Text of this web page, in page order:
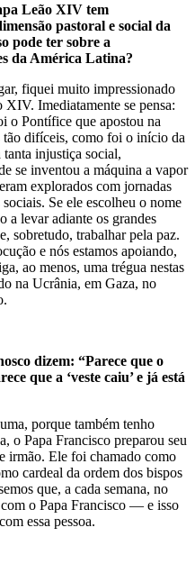
Leão XIV tem
pastoral e social da
pode ter sobre a
da América Latina?
fiquei muito impressionado
Imediatamente se pensa:
o Pontífice que apostou na
difíceis, como foi o início da
injustiça social,
se inventou a máquina a vapor
explorados com jornadas
Se ele escolheu o nome
a levar adiante os grandes
sobretudo, trabalhar pela paz.
e nós estamos apoiando,
ao menos, uma trégua nestas
na Ucrânia, em Gaza, no
dizem: “Parece que o
que a ‘veste caiu’ e já está
porque também tenho
o Papa Francisco preparou seu
irmão. Ele foi chamado como
cardeal da ordem dos bispos
que, a cada semana, no
o Papa Francisco — e isso
essa pessoa.